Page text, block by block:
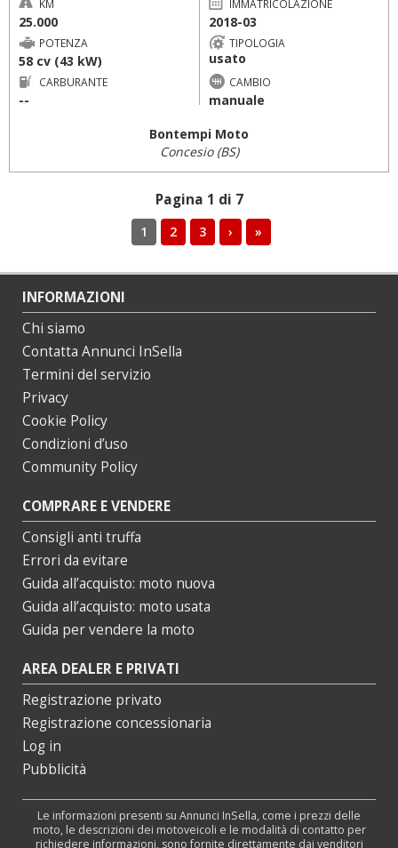
KM
25.000
IMMATRICOLAZIONE
2018-03
POTENZA
58 cv (43 kW)
TIPOLOGIA
usato
CARBURANTE
--
CAMBIO
manuale
Bontempi Moto
Concesio (BS)
Pagina 1 di 7
1 2 3 › »
INFORMAZIONI
Chi siamo
Contatta Annunci InSella
Termini del servizio
Privacy
Cookie Policy
Condizioni d’uso
Community Policy
COMPRARE E VENDERE
Consigli anti truffa
Errori da evitare
Guida all’acquisto: moto nuova
Guida all’acquisto: moto usata
Guida per vendere la moto
AREA DEALER E PRIVATI
Registrazione privato
Registrazione concessionaria
Log in
Pubblicità
Le informazioni presenti su Annunci InSella, come i prezzi delle
moto, le descrizioni dei motoveicoli e le modalità di contatto per
richiedere informazioni, sono fornite direttamente dai venditori